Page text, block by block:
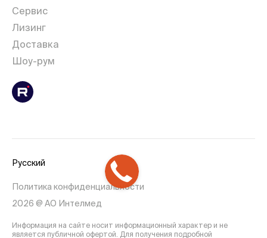
Сервис
Лизинг
Доставка
Шоу-рум
Русский
Политика конфиденциальности
2026 @ АО Интелмед
Информация на сайте носит информационный характер и не
является публичной офертой. Для получения подробной